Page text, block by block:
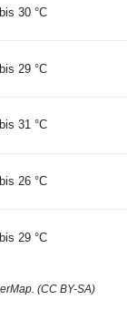
30 °C
29 °C
31 °C
26 °C
29 °C
(CC BY-SA)